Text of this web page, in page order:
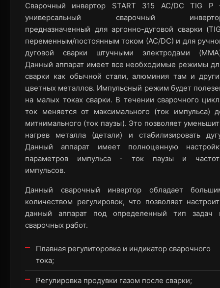
Сварочный инвертор START 315 AC/DC TIG P
универсальный сварочный
предназначенный для аргонно-дуговой сварки
переменным/постоянным током (АС/DС) и для
дуговой сварки штучными электродами
Данный аппарат имеет все необходимые режимы
сварки как обычной стали, алюминия там и
цветных металлов. Импульсный режим будет
на малых токах сварки. В течении сварочного
ток меняется от максимального (ток импульса)
митнимального (ток паузы). Это позволяет
нагрев металла (детали) и стабилизировать
Данный аппарат имеет полноценную
параметров импульса - ток паузы и
импульсов.
Данный сварочный инвертор обладает
количеством регулировок, что позволяет
данный аппарат под определенный тип задач
сварочных работ.
Плавная регулиторовка и индикатор сварочного
тока;
Регулировка продувки газом после сварки;